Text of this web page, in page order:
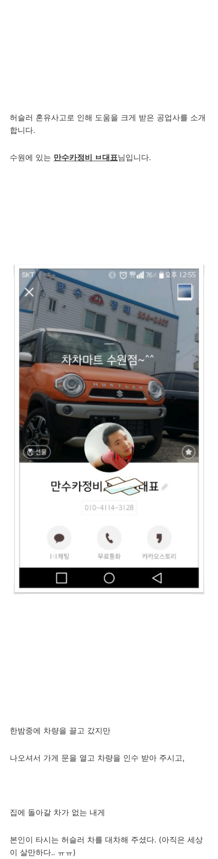
허슬러 혼유사고로 인해 도움을 크게 받은 공업사를 소개
합니다.
수원에 있는 만수카정비 ㅂ대표님입니다.
한밤중에 차량을 끌고 갔지만
나오셔서 가게 문을 열고 차량을 인수 받아 주시고,
집에 돌아갈 차가 없는 내게
본인이 타시는 허슬러 차를 대차해 주셨다. (아직은 세상
이 살만하다.. ㅠㅠ)